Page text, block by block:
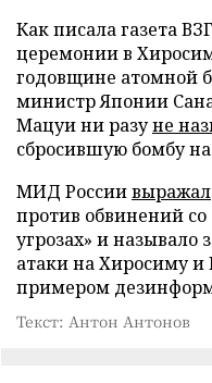
Как писала газета
церемонии в
годовщине атомной
министр Японии
Мацуи ни разуне
сбросившую бомбу на
МИД Россиивыражал
против обвинений
угрозах» и
атаки на Хиросиму и
примером
Текст: Антон Антонов